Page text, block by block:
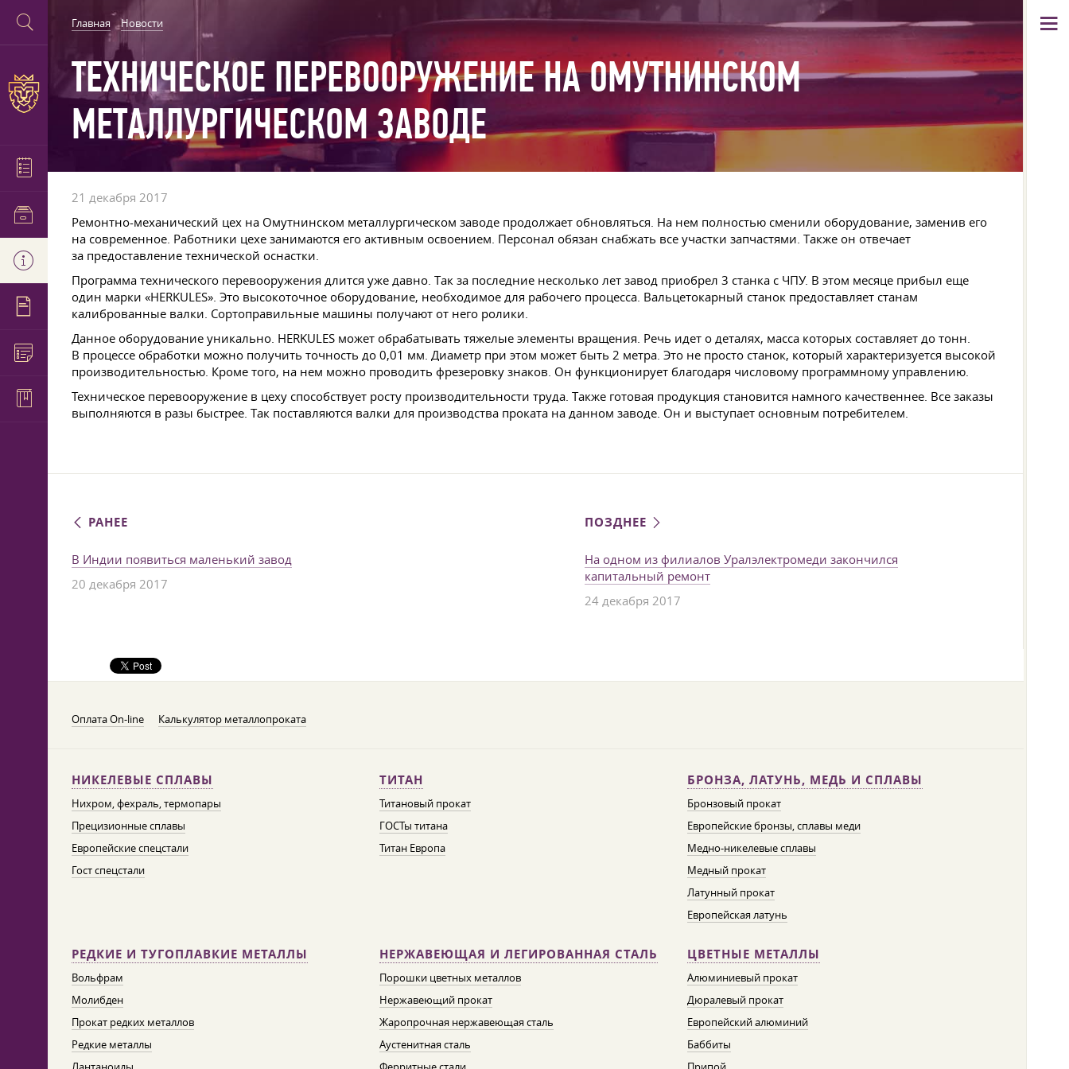
Главная Новости
ТЕХНИЧЕСКОЕ ПЕРЕВООРУЖЕНИЕ НА ОМУТНИНСКОМ
МЕТАЛЛУРГИЧЕСКОМ ЗАВОДЕ
21 декабря 2017
Ремонтно-механический цех на Омутнинском металлургическом заводе продолжает обновляться. На нем полностью сменили оборудование, заменив его
на современное. Работники цехе занимаются его активным освоением. Персонал обязан снабжать все участки запчастями. Также он отвечает
за предоставление технической оснастки.
Программа технического перевооружения длится уже давно. Так за последние несколько лет завод приобрел 3 станка с ЧПУ. В этом месяце прибыл еще
один марки «HERKULES». Это высокоточное оборудование, необходимое для рабочего процесса. Вальцетокарный станок предоставляет станам
калиброванные валки. Сортоправильные машины получают от него ролики.
Данное оборудование уникально. HERKULES может обрабатывать тяжелые элементы вращения. Речь идет о деталях, масса которых составляет до тонн.
В процессе обработки можно получить точность до 0,01 мм. Диаметр при этом может быть 2 метра. Это не просто станок, который характеризуется высокой
производительностью. Кроме того, на нем можно проводить фрезеровку знаков. Он функционирует благодаря числовому программному управлению.
Техническое перевооружение в цеху способствует росту производительности труда. Также готовая продукция становится намного качественнее. Все заказы
выполняются в разы быстрее. Так поставляются валки для производства проката на данном заводе. Он и выступает основным потребителем.
РАНЕЕ
В Индии появиться маленький завод
20 декабря 2017
ПОЗДНЕЕ
На одном из филиалов Уралэлектромеди закончился
капитальный ремонт
24 декабря 2017
Оплата On-line Калькулятор металлопроката
НИКЕЛЕВЫЕ СПЛАВЫ
Нихром, фехраль, термопары
Прецизионные сплавы
Европейские спецстали
Гост спецстали
ТИТАН
Титановый прокат
ГОСТы титана
Титан Европа
БРОНЗА, ЛАТУНЬ, МЕДЬ И СПЛАВЫ
Бронзовый прокат
Европейские бронзы, сплавы меди
Медно-никелевые сплавы
Медный прокат
Латунный прокат
Европейская латунь
РЕДКИЕ И ТУГОПЛАВКИЕ МЕТАЛЛЫ
Вольфрам
Молибден
Прокат редких металлов
Редкие металлы
НЕРЖАВЕЮЩАЯ И ЛЕГИРОВАННАЯ СТАЛЬ
Порошки цветных металлов
Нержавеющий прокат
Жаропрочная нержавеющая сталь
Аустенитная сталь
ЦВЕТНЫЕ МЕТАЛЛЫ
Алюминиевый прокат
Дюралевый прокат
Европейский алюминий
Баббиты